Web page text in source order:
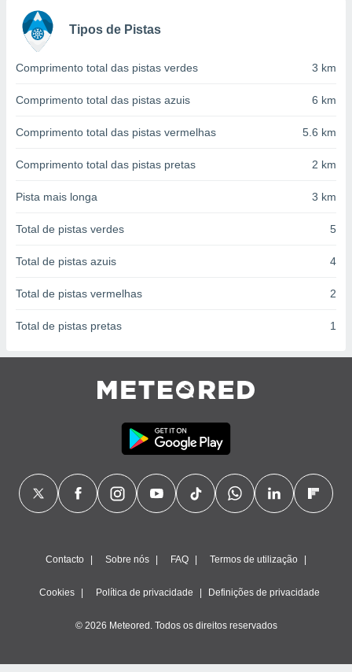
através
estudos
de
Tipos de Pistas
Comprimento total das pistas verdes 3 km
Comprimento total das pistas azuis 6 km
Comprimento total das pistas vermelhas 5.6 km
Comprimento total das pistas pretas 2 km
Pista mais longa 3 km
Total de pistas verdes 5
Total de pistas azuis 4
Total de pistas vermelhas 2
Total de pistas pretas 1
Contacto Sobre nós FAQ Termos de utilização
Cookies Política de privacidade Definições de privacidade
© 2026 Meteored. Todos os direitos reservados